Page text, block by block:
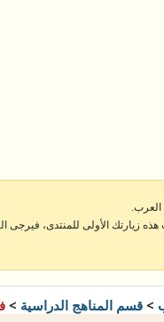
العرب.
هذه زيارتك الأولى للمنتدى، فيرجى
> قسم المناهج الدراسية >